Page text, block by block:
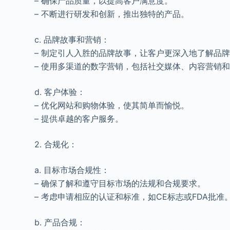
– 不断进行研发和创新，推出独特的产品。
c. 品牌故事和营销：
– 制定引人入胜的品牌故事，让客户更深入地了解品牌
– 使用多渠道的数字营销，包括社交媒体、内容营销和
d. 客户体验：
– 优化网站和购物体验，使其简单而愉悦。
– 提供卓越的客户服务。
2. 合规化：
a. 目标市场合规性：
– 确保了解和遵守目标市场的法规和合规要求。
– 考虑申请相应的认证和标准，如CE标志或FDA批准。
b. 产品合规：